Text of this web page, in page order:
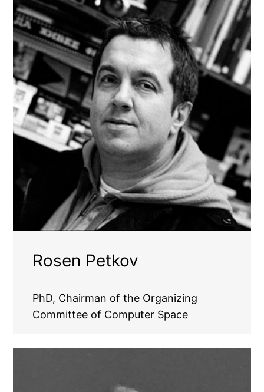
Rosen Petkov
PhD, Chairman of the Organizing
Committee of Computer Space